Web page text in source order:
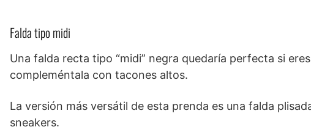
Falda tipo midi
Una falda recta tipo “midi” negra quedaría perfecta si
compleméntala con tacones altos.
La versión más versátil de esta prenda es una falda
sneakers.